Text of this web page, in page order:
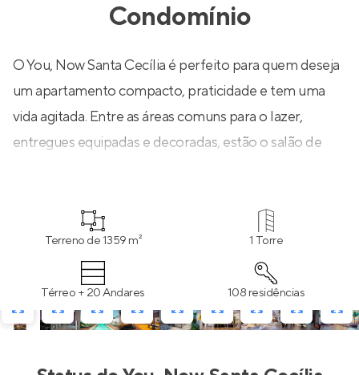
Condomínio
O You, Now Santa Cecília é perfeito para quem deseja
um apartamento compacto, praticidade e tem uma
vida agitada. Entre as áreas comuns para o lazer,
entregues equipadas e decoradas, estão o salão de
point, espaço planejado para o morador receber seus
convidados com estilo e conforto. O conceito
sofisticado e jovem da decoração foi reforçado com o
uso de materiais rústicos como porcelanato tipo
cimento, tijolos e o tom ferrugem.
Terreno de 1359 m² 1 Torre
Térreo + 20 Andares 108 residências